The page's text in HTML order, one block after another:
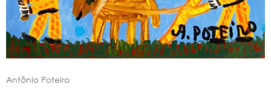
Antônio Poteiro